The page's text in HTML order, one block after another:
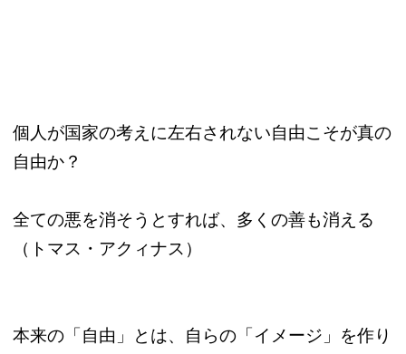
個人が国家の考えに左右されない自由こそが真の
自由か？
全ての悪を消そうとすれば、多くの善も消える
（トマス・アクィナス）
本来の「自由」とは、自らの「イメージ」を作り